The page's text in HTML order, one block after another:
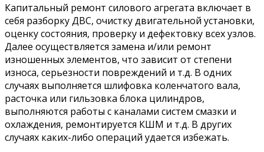
Капитальный ремонт силового агрегата включает в
себя разборку ДВС, очистку двигательной установки,
оценку состояния, проверку и дефектовку всех узлов.
Далее осуществляется замена и/или ремонт
изношенных элементов, что зависит от степени
износа, серьезности повреждений и т.д. В одних
случаях выполняется шлифовка коленчатого вала,
расточка или гильзовка блока цилиндров,
выполняются работы с каналами систем смазки и
охлаждения, ремонтируется КШМ и т.д. В других
случаях каких-либо операций удается избежать.